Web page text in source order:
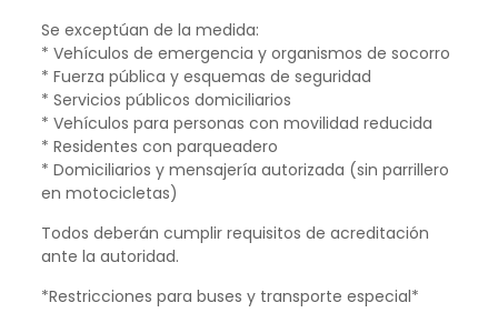
Se exceptúan de la medida:
* Vehículos de emergencia y organismos de socorro
* Fuerza pública y esquemas de seguridad
* Servicios públicos domiciliarios
* Vehículos para personas con movilidad reducida
* Residentes con parqueadero
* Domiciliarios y mensajería autorizada (sin parrillero
en motocicletas)
Todos deberán cumplir requisitos de acreditación
ante la autoridad.
*Restricciones para buses y transporte especial*